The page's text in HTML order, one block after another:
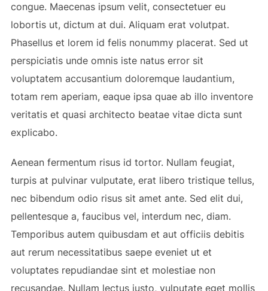
congue. Maecenas ipsum velit, consectetuer eu
lobortis ut, dictum at dui. Aliquam erat volutpat.
Phasellus et lorem id felis nonummy placerat. Sed ut
perspiciatis unde omnis iste natus error sit
voluptatem accusantium doloremque laudantium,
totam rem aperiam, eaque ipsa quae ab illo inventore
veritatis et quasi architecto beatae vitae dicta sunt
explicabo.
Aenean fermentum risus id tortor. Nullam feugiat,
turpis at pulvinar vulputate, erat libero tristique tellus,
nec bibendum odio risus sit amet ante. Sed elit dui,
pellentesque a, faucibus vel, interdum nec, diam.
Temporibus autem quibusdam et aut officiis debitis
aut rerum necessitatibus saepe eveniet ut et
voluptates repudiandae sint et molestiae non
recusandae. Nullam lectus justo, vulputate eget mollis